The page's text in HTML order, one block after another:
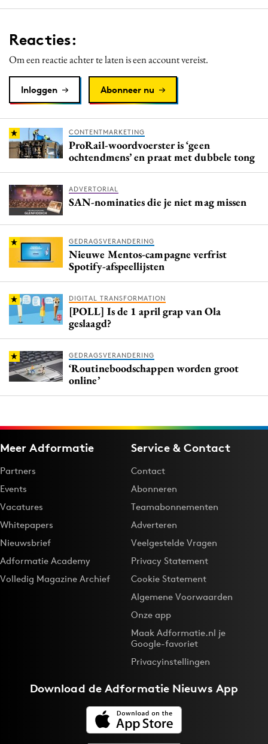
Reacties:
Om een reactie achter te laten is een account vereist.
Inloggen Abonneer nu
CONTENTMARKETING
ProRail-woordvoerster is ‘geen
ochtendmens’ en praat met dubbele tong
ADVERTORIAL
SAN-nominaties die je niet mag missen
GEDRAGSVERANDERING
Nieuwe Mentos-campagne verfrist
Spotify-afspeellijsten
DIGITAL TRANSFORMATION
[POLL] Is de 1 april grap van Ola
geslaagd?
GEDRAGSVERANDERING
‘Routineboodschappen worden groot
online’
Meer Adformatie
Partners
Events
Vacatures
Whitepapers
Nieuwsbrief
Adformatie Academy
Volledig Magazine Archief
Service & Contact
Contact
Abonneren
Teamabonnementen
Adverteren
Veelgestelde Vragen
Privacy Statement
Cookie Statement
Algemene Voorwaarden
Onze app
Maak Adformatie.nl je
Google-favoriet
Privacyinstellingen
Download deAdformatie Nieuws App